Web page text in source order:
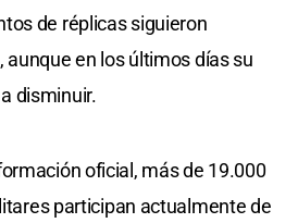
de réplicas siguieron
aunque en los últimos días su
disminuir.
oficial, más de 19.000
participan actualmente de